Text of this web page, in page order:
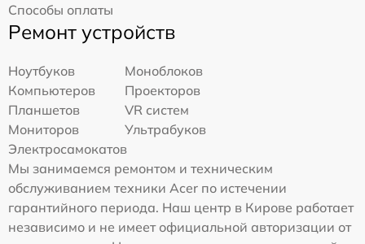
Способы оплаты
Ремонт устройств
Ноутбуков
Моноблоков
Компьютеров
Проекторов
Планшетов
VR систем
Мониторов
Ультрабуков
Электросамокатов
Мы занимаемся ремонтом и техническим
обслуживанием техники Acer по истечении
гарантийного периода. Наш центр в Кирове работает
независимо и не имеет официальной авторизации от